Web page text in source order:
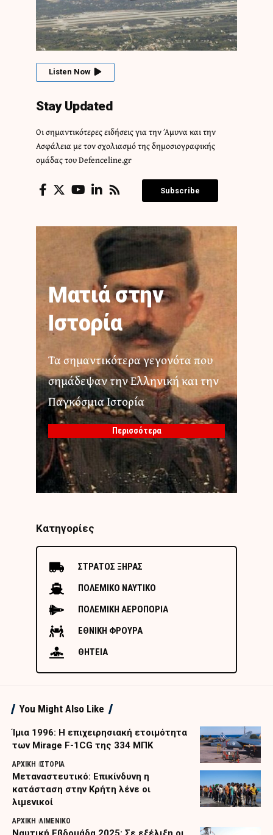
Listen Now
Stay Updated
Οι σημαντικότερες ειδήσεις για την Άμυνα και την
Ασφάλεια με τον σχολιασμό της δημοσιογραφικής
ομάδας του Defenceline.gr
Subscribe
Ματιά στην
Ιστορία
Τα σημαντικότερα γεγονότα που
σημάδεψαν την Ελληνική και την
Παγκόσμια Ιστορία
Περισσότερα
Κατηγορίες
ΣΤΡΑΤΟΣ ΞΗΡΑΣ
ΠΟΛΕΜΙΚΟ ΝΑΥΤΙΚΟ
ΠΟΛΕΜΙΚΗ ΑΕΡΟΠΟΡΙΑ
ΕΘΝΙΚΗ ΦΡΟΥΡΑ
ΘΗΤΕΙΑ
You Might Also Like
Ίμια 1996: Η επιχειρησιακή ετοιμότητα
των Mirage F-1CG της 334 ΜΠΚ
ΑΡΧΙΚΗ ΙΣΤΟΡΙΑ
Μεταναστευτικό: Επικίνδυνη η
κατάσταση στην Κρήτη λένε οι
λιμενικοί
ΑΡΧΙΚΗ ΛΙΜΕΝΙΚΟ